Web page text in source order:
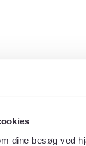
dine besøg ved